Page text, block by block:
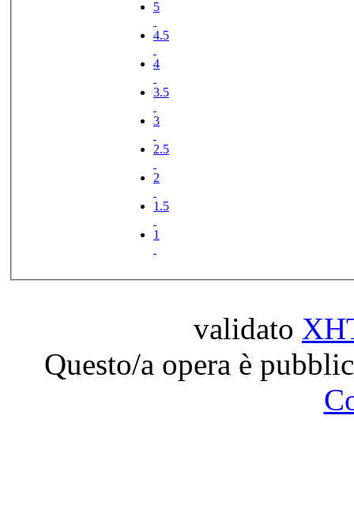
5
4.5
4
3.5
3
2.5
2
1.5
1
validato
Questo/a opera è